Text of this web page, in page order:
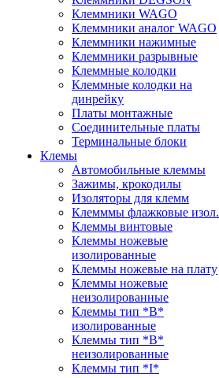
Клеммники WAGO
Клеммники аналог WAGO
Клеммники нажимные
Клеммники разрывные
Клеммные колодки
Клеммные колодки на
динрейку
Платы монтажные
Соединительные платы
Терминальные блоки
Клемы
Автомобильные клеммы
Зажимы, крокодилы
Изоляторы для клемм
Клемммы флажковые изол.
Клеммы винтовые
Клеммы ножевые
изолированные
Клеммы ножевые на плату
Клеммы ножевые
неизолированные
Клеммы тип *B*
изолированные
Клеммы тип *B*
неизолированные
Клеммы тип *I*